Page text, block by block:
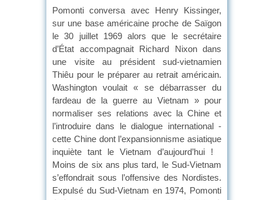
Pomonti conversa avec Henry Kissinger,
sur une base américaine proche de Saïgon
le 30 juillet 1969 alors que le secrétaire
d’État accompagnait Richard Nixon dans
une visite au président sud-vietnamien
Thiêu pour le préparer au retrait américain.
Washington voulait « se débarrasser du
fardeau de la guerre au Vietnam » pour
normaliser ses relations avec la Chine et
l’introduire dans le dialogue international -
cette Chine dont l’expansionnisme asiatique
inquiète tant le Vietnam d’aujourd’hui !
Moins de six ans plus tard, le Sud-Vietnam
s’effondrait sous l’offensive des Nordistes.
Expulsé du Sud-Vietnam en 1974, Pomonti